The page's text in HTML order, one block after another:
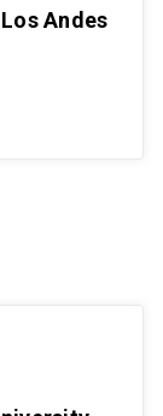
Andes